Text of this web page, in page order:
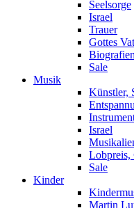
Seelsorge
Israel
Trauer
Gottes
Biografien
Sale
Musik
Künstler,
Israel
Lobpreis,
Sale
Kinder
Martin